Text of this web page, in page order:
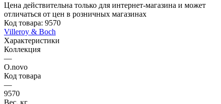
Цена действительна только для интернет-магазина и может
отличаться от цен в розничных магазинах
Код товара: 9570
Villeroy & Boch
Характеристики
Коллекция
—
O.novo
Код товара
—
9570
Вес, кг